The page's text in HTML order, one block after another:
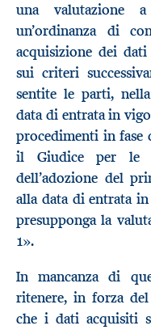
una valutazione
un’ordinanza di
acquisizione dei
sui criteri
sentite le parti,
data di entrata in
procedimenti in fase
il Giudice per le
dell’adozione del
alla data di entrata
presupponga la
1».
In mancanza di
ritenere, in forza
che i dati acquisiti